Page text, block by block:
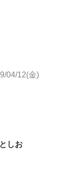
04/12(金)
しお